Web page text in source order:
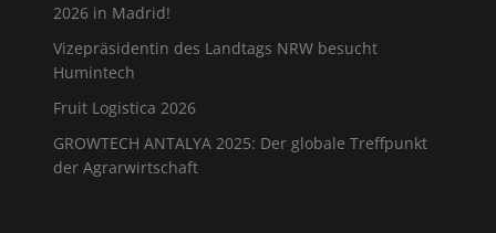
2026 in Madrid!
Vizepräsidentin des Landtags NRW besucht
Humintech
Fruit Logistica 2026
GROWTECH ANTALYA 2025: Der globale Treffpunkt
der Agrarwirtschaft